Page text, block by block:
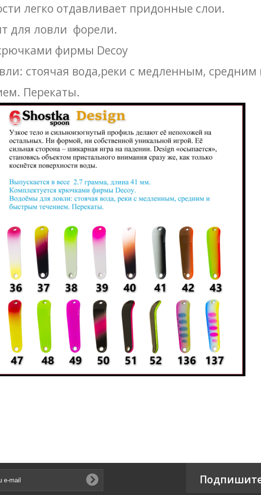
легко отдавливает придонные слои.
для ловли форели.
фирмы Decoy
стоячая вода,реки с медленным, средним
Перекаты.